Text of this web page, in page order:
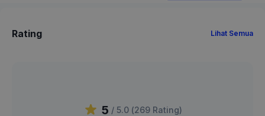
Rating Lihat Semua
5 / 5.0 (269 Rating)